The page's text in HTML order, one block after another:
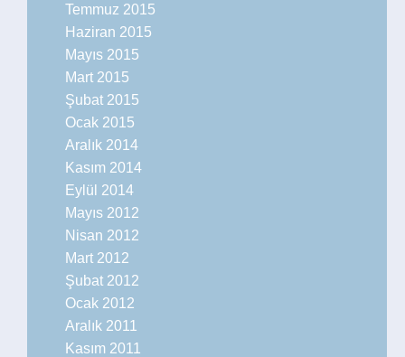
Temmuz 2015
Haziran 2015
Mayıs 2015
Mart 2015
Şubat 2015
Ocak 2015
Aralık 2014
Kasım 2014
Eylül 2014
Mayıs 2012
Nisan 2012
Mart 2012
Şubat 2012
Ocak 2012
Aralık 2011
Kasım 2011